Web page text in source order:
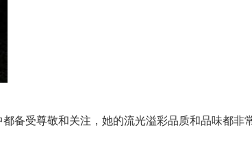
备受尊敬和关注，她的流光溢彩品质和品味都非